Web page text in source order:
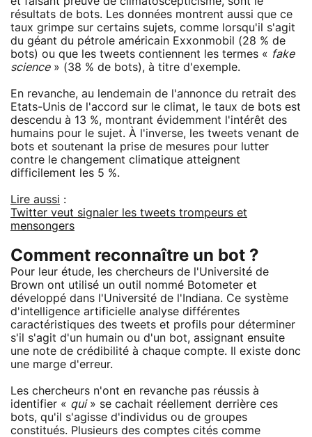
résultats de bots. Les données montrent aussi que ce
taux grimpe sur certains sujets, comme lorsqu'il s'agit
du géant du pétrole américain Exxonmobil (28 % de
bots) ou que les tweets contiennent les termes « fake
science» (38 % de bots), à titre d'exemple.
En revanche, au lendemain de l'annonce du retrait des
Etats-Unis de l'accord sur le climat, le taux de bots est
descendu à 13 %, montrant évidemment l'intérêt des
humains pour le sujet. À l'inverse, les tweets venant de
bots et soutenant la prise de mesures pour lutter
contre le changement climatique atteignent
difficilement les 5 %.
Lire aussi :
Twitter veut signaler les tweets trompeurs et
mensongers
Comment reconnaître un bot ?
Pour leur étude, les chercheurs de l'Université de
Brown ont utilisé un outil nommé Botometer et
développé dans l'Université de l'Indiana. Ce système
d'intelligence artificielle analyse différentes
caractéristiques des tweets et profils pour déterminer
s'il s'agit d'un humain ou d'un bot, assignant ensuite
une note de crédibilité à chaque compte. Il existe donc
une marge d'erreur.
Les chercheurs n'ont en revanche pas réussis à
identifier « qui» se cachait réellement derrière ces
bots, qu'il s'agisse d'individus ou de groupes
constitués. Plusieurs des comptes cités comme